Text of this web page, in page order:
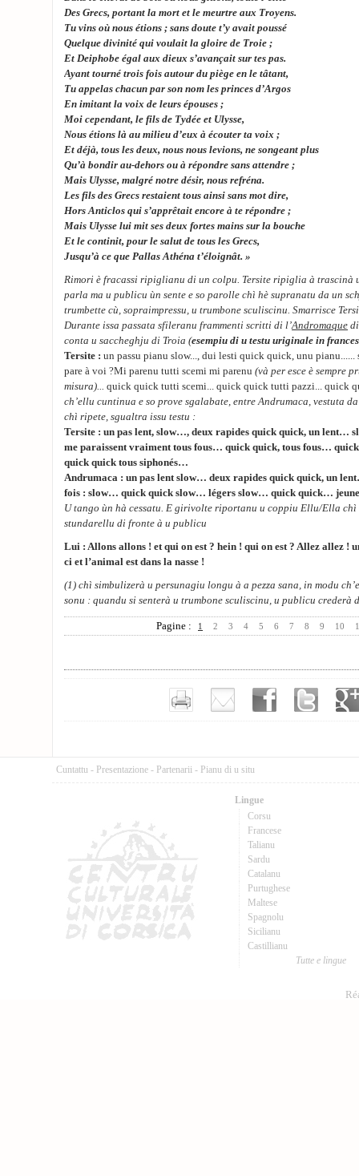
Des Grecs, portant la mort et le meurtre aux Troyens.
Tu vins où nous étions ; sans doute t’y avait poussé
Quelque divinité qui voulait la gloire de Troie ;
Et Deiphobe égal aux dieux s’avançait sur tes pas.
Ayant tourné trois fois autour du piège en le tâtant,
Tu appelas chacun par son nom les princes d’Argos
En imitant la voix de leurs épouses ;
Moi cependant, le fils de Tydée et Ulysse,
Nous étions là au milieu d’eux à écouter ta voix ;
Et déjà, tous les deux, nous nous levions, ne songeant plus
Qu’à bondir au-dehors ou à répondre sans attendre ;
Mais Ulysse, malgré notre désir, nous refréna.
Les fils des Grecs restaient tous ainsi sans mot dire,
Hors Anticlos qui s’apprêtait encore à te répondre ;
Mais Ulysse lui mit ses deux fortes mains sur la bouche
Et le continit, pour le salut de tous les Grecs,
Jusqu’à ce que Pallas Athéna t’éloignât. »
Rimori è fracassi ripiglianu di un colpu. Tersite ripiglia à trascinà
parla ma u publicu ùn sente e so parolle chì hè supranatu da un
trumbette cù, sopraimpressu, u trumbone sculiscinu. Smarrisce
Durante issa passata sfileranu frammenti scritti di l’Andromaque
conta u saccheghju di Troia (esempiu di u testu uriginale in
Tersite : un passu pianu slow..., dui lesti quick quick, unu pianu......
pare à voi ?Mi parenu tutti scemi mi parenu (và per esce è sempre
misura)... quick quick tutti scemi... quick quick tutti pazzi... quick
ch’ellu cuntinua e so prove sgalabate, entre Andrumaca, vestuta
chì ripete, sgualtra issu testu :
Tersite : un pas lent, slow…, deux rapides quick quick, un lent…
me paraissent vraiment tous fous… quick quick, tous fous…
quick quick tous siphonés…
Andrumaca : un pas lent slow… deux rapides quick quick, un
fois : slow… quick quick slow… légers slow… quick quick…
U tango ùn hà cessatu. E girivolte riportanu u coppiu Ellu/Ella
stundarellu di fronte à u publicu
Lui : Allons allons ! et qui on est ? hein ! qui on est ? Allez allez !
ci et l’animal est dans la nasse !
(1) chì simbulizerà u persunagiu longu à a pezza sana, in modu
sonu : quandu si senterà u trumbone sculiscinu, u publicu crederà
Pagine : 1 2 3 4 5 6 7 8 9 10
Cuntattu - Presentazione - Partenarii - Pianu di u situ
Lingue
Corsu
Francese
Talianu
Sardu
Catalanu
Purtughese
Maltese
Spagnolu
Sicilianu
Castillianu
Tutte e lingue